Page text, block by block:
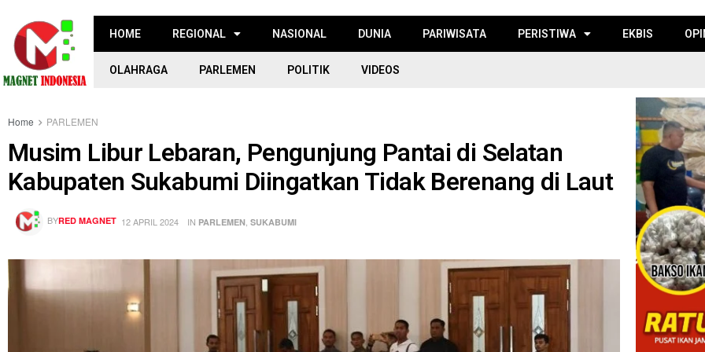
HOME REGIONAL NASIONAL DUNIA PARIWISATA PERISTIWA EKBIS
OLAHRAGA PARLEMEN POLITIK VIDEOS
Home PARLEMEN
Musim Libur Lebaran, Pengunjung Pantai di Selatan
Kabupaten Sukabumi Diingatkan Tidak Berenang di Laut
BYRED MAGNET 12 APRIL 2024 IN PARLEMEN, SUKABUMI